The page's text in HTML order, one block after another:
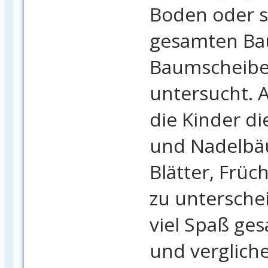
Boden oder
gesamten
untersucht.
die Kinder
und
Blätter,
zu
viel Spaß
und